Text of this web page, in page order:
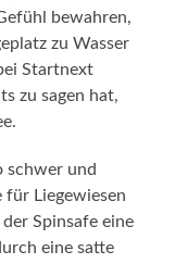
bewahren,
zu Wasser
Startnext
zu sagen hat,
schwer und
für Liegewiesen
Spinsafe eine
eine satte